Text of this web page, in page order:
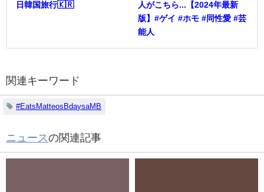
日韓国旅行🇰🇷
人がこちら...【2024年最新
版】#ゲイ #ホモ #同性愛 #芸
能人
関連キーワード
#EatsMatteosBdaysaMB
ニュースの関連記事